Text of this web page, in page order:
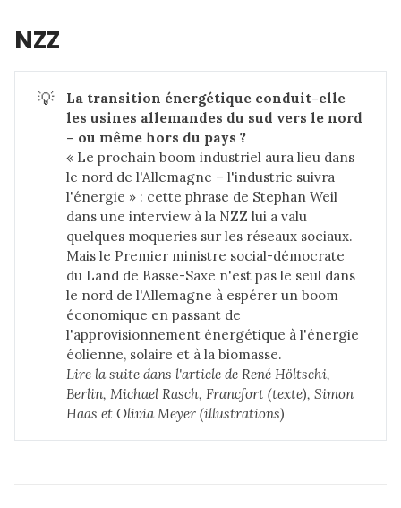
NZZ
💡
La transition énergétique conduit-elle
les usines allemandes du sud vers le nord
– ou même hors du pays ?
« Le prochain boom industriel aura lieu dans
le nord de l'Allemagne – l'industrie suivra
l'énergie » : cette phrase de Stephan Weil
dans une interview à la NZZ lui a valu
quelques moqueries sur les réseaux sociaux.
Mais le Premier ministre social-démocrate
du Land de Basse-Saxe n'est pas le seul dans
le nord de l'Allemagne à espérer un boom
économique en passant de
l'approvisionnement énergétique à l'énergie
éolienne, solaire et à la biomasse.
Lire la suite dans l'article de René Höltschi,
Berlin, Michael Rasch, Francfort (texte), Simon
Haas et Olivia Meyer (illustrations)